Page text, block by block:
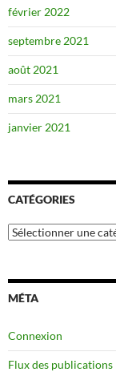
février 2022
septembre 2021
août 2021
mars 2021
janvier 2021
CATÉGORIES
Catégories
MÉTA
Connexion
Flux des publications